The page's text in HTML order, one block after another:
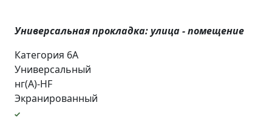
Универсальная прокладка: улица - помещение
Категория 6A
Универсальный
нг(A)-HF
Экранированный